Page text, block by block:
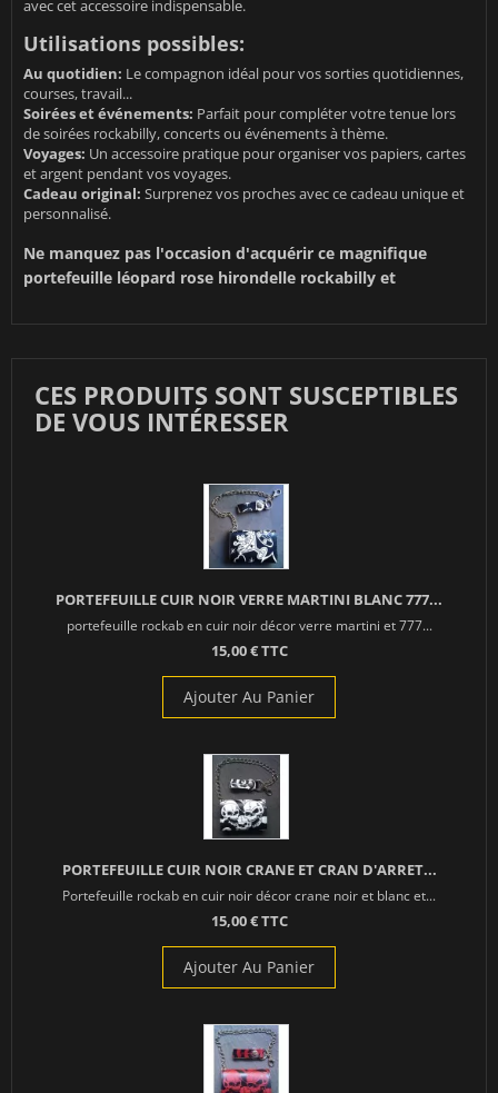
avec cet accessoire indispensable.
Utilisations possibles:
Au quotidien: Le compagnon idéal pour vos sorties quotidiennes,
courses, travail...
Soirées et événements: Parfait pour compléter votre tenue lors
de soirées rockabilly, concerts ou événements à thème.
Voyages: Un accessoire pratique pour organiser vos papiers, cartes
et argent pendant vos voyages.
Cadeau original: Surprenez vos proches avec ce cadeau unique et
personnalisé.
Ne manquez pas l'occasion d'acquérir ce magnifique
portefeuille léopard rose hirondelle rockabilly et
CES PRODUITS SONT SUSCEPTIBLES
DE VOUS INTÉRESSER
PORTEFEUILLE CUIR NOIR VERRE MARTINI BLANC 777...
portefeuille rockab en cuir noir décor verre martini et 777...
15,00 € TTC
Ajouter Au Panier
PORTEFEUILLE CUIR NOIR CRANE ET CRAN D'ARRET...
Portefeuille rockab en cuir noir décor crane noir et blanc et...
15,00 € TTC
Ajouter Au Panier